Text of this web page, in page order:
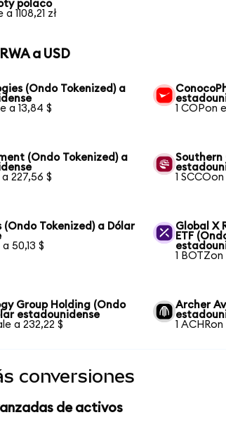
polaco
1108,21 zł
a USD
(Ondo Tokenized) a
a 13,84 $
1 COPon
(Ondo Tokenized) a
227,56 $
Southern
1
(Ondo Tokenized) a Dólar
50,13 $
Global X
ETF
1
Group Holding (Ondo
estadounidense
a 232,22 $
Archer
1
conversiones
de activos